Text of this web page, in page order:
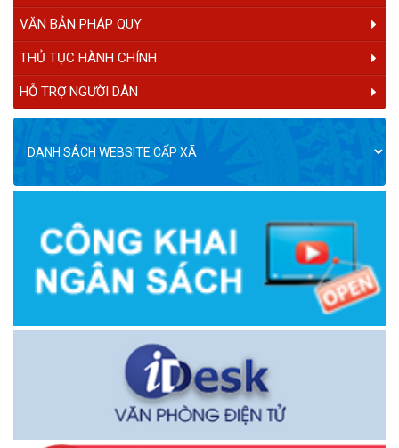
VĂN BẢN PHÁP QUY
THỦ TỤC HÀNH CHÍNH
HỖ TRỢ NGƯỜI DÂN